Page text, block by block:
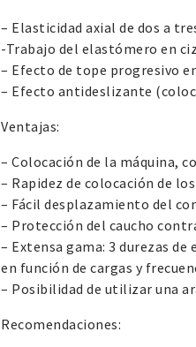
– Elasticidad axial de dos a
-Trabajo del elastómero en
– Efecto de tope progresivo
– Efecto antideslizante
Ventajas:
– Colocación de la máquina,
– Rapidez de colocación de
– Fácil desplazamiento del
– Protección del caucho
– Extensa gama: 3 durezas
en función de cargas y
– Posibilidad de utilizar una
Recomendaciones: